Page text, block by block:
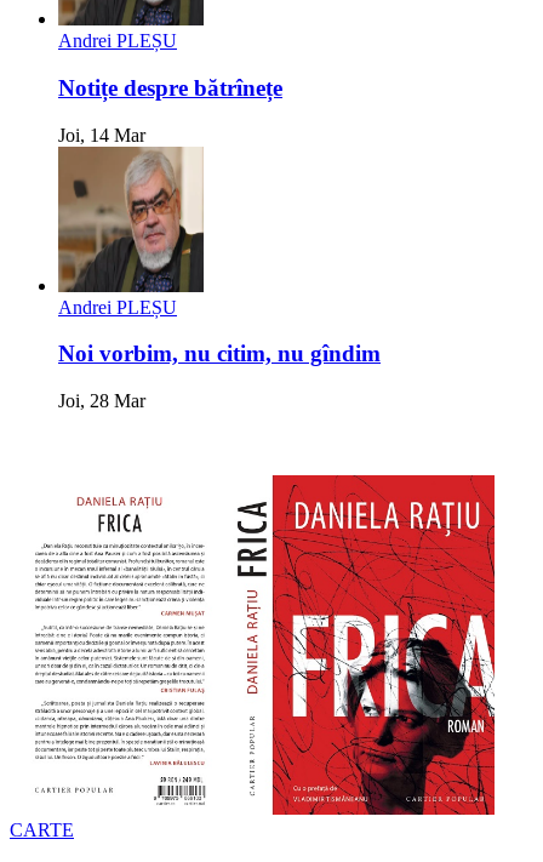
Andrei PLEȘU
Notițe despre bătrînețe
Joi, 14 Mar
Andrei PLEȘU
Noi vorbim, nu citim, nu gîndim
Joi, 28 Mar
CARTE